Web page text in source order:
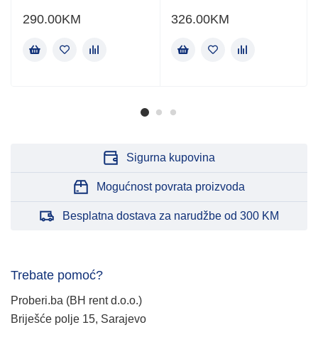
290.00KM 326.00KM
Sigurna kupovina
Mogućnost povrata proizvoda
Besplatna dostava za narudžbe od 300 KM
Trebate pomoć?
Proberi.ba (BH rent d.o.o.)
Briješće polje 15, Sarajevo